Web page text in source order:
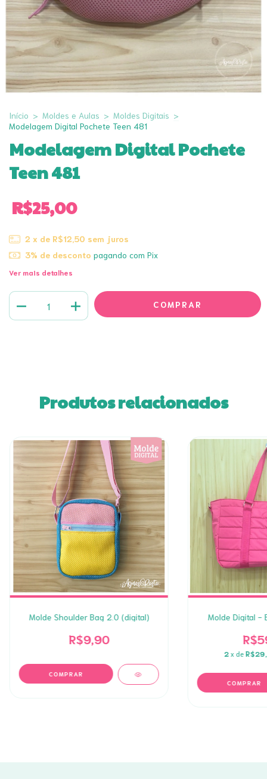
Início > Moldes e Aulas > Moldes Digitais >
Modelagem Digital Pochete Teen 481
Modelagem Digital Pochete
Teen 481
R$25,00
2 x de R$12,50 sem juros
3% de desconto pagando com Pix
Ver mais detalhes
Produtos relacionados
Molde Shoulder Bag 2.0 (digital)
R$9,90
Molde Digital -
2 x de